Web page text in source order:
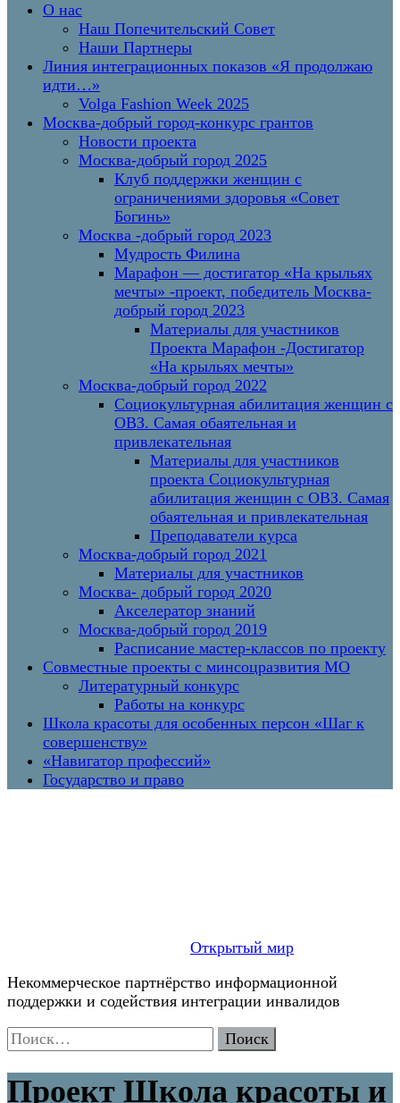
О нас
Наш Попечительский Совет
Наши Партнеры
Линия интеграционных показов «Я продолжаю
идти…»
Volga Fashion Week 2025
Москва-добрый город-конкурс грантов
Новости проекта
Москва-добрый город 2025
Клуб поддержки женщин с
ограничениями здоровья «Совет
Богинь»
Москва -добрый город 2023
Мудрость Филина
Марафон — достигатор «На крыльях
мечты» -проект, победитель Москва-
добрый город 2023
Материалы для участников
Проекта Марафон -Достигатор
«На крыльях мечты»
Москва-добрый город 2022
Социокультурная абилитация женщин с
ОВЗ. Самая обаятельная и
привлекательная
Материалы для участников
проекта Социокультурная
абилитация женщин с ОВЗ. Самая
обаятельная и привлекательная
Преподаватели курса
Москва-добрый город 2021
Материалы для участников
Москва- добрый город 2020
Акселератор знаний
Москва-добрый город 2019
Расписание мастер-классов по проекту
Совместные проекты с минсоцразвития МО
Литературный конкурс
Работы на конкурс
Школа красоты для особенных персон «Шаг к
совершенству»
«Навигатор профессий»
Государство и право
Открытый мир
Некоммерческое партнёрство информационной
поддержки и содействия интеграции инвалидов
Найти:
Проект Школа красоты и